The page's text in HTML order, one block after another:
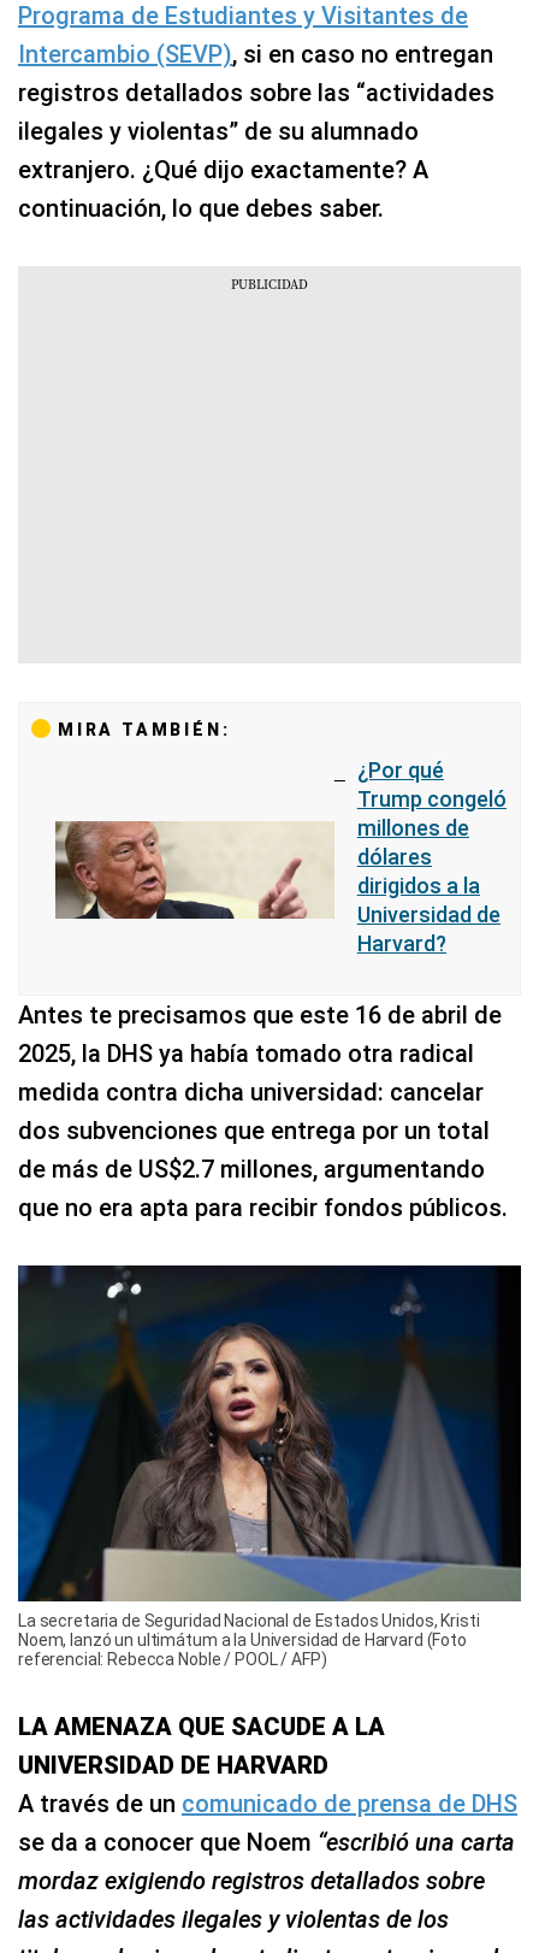
Programa de Estudiantes y Visitantes de
Intercambio (SEVP), si en caso no entregan
registros detallados sobre las “actividades
ilegales y violentas” de su alumnado
extranjero. ¿Qué dijo exactamente? A
continuación, lo que debes saber.
MIRA TAMBIÉN:
¿Por qué
Trump congeló
millones de
dólares
dirigidos a la
Universidad de
Harvard?
Antes te precisamos que este 16 de abril de
2025, la DHS ya había tomado otra radical
medida contra dicha universidad: cancelar
dos subvenciones que entrega por un total
de más de US$2.7 millones, argumentando
que no era apta para recibir fondos públicos.
La secretaria de Seguridad Nacional de Estados Unidos, Kristi
Noem, lanzó un ultimátum a la Universidad de Harvard (Foto
referencial: Rebecca Noble / POOL / AFP)
LA AMENAZA QUE SACUDE A LA
UNIVERSIDAD DE HARVARD
A través de un comunicado de prensa de DHS
se da a conocer que Noem “escribió una carta
mordaz exigiendo registros detallados sobre
las actividades ilegales y violentas de los